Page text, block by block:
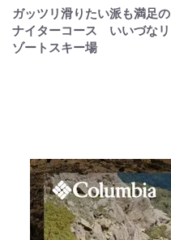
ガッツリ滑りたい派も満足の
ナイターコース いいづなリ
ゾートスキー場